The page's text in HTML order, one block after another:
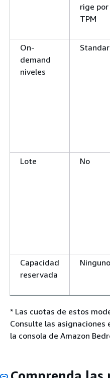
rige por
TPM
On-
demand
niveles
Lote
No
Capacidad
reservada
Ninguno
* Las cuotas de estos
Consulte las asignaciones
la consola de Amazon